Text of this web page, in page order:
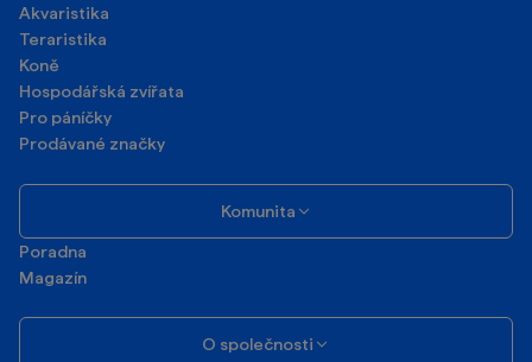
Akvaristika
Teraristika
Koně
Hospodářská zvířata
Pro páníčky
Prodávané značky
Komunita
Poradna
Magazín
O společnosti